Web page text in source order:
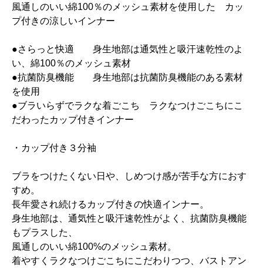
風通しのいい綿100％のメッシュ素材を使用した カッ
プ付きの涼しいインナー
●さらっと快適 身生地部は通気性と吸汗速乾性のよ
い、綿100％のメッシュ素材
●抗菌防臭機能 身生地部は抗菌防臭機能のある素材
を使用
●ブラいらずでラクな着ごこち ラクなつけごこちにこ
だわったカップ付きインナー
・カップ付き３分袖
ブラをつけたくない日や、しめつけ感が苦手な方におす
すめ。
長年愛され続けるカップ付きの快適インナー。
身生地部は、通気性と吸汗速乾性がよく、抗菌防臭機能
もプラスした、
風通しのいい綿100%のメッシュ素材。
着やすくラクなつけごこちにこだわりつつ、バストアン